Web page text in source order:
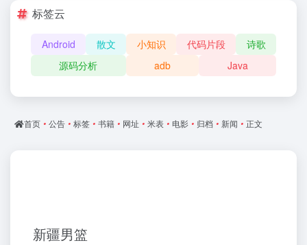
标签云
Android 散文 小知识 代码片段
诗歌
源码分析
adb Java
首页 • 公告 • 标签 • 书籍 • 网址 • 米表 • 电影 • 归档 • 新闻 • 正文
新疆男篮